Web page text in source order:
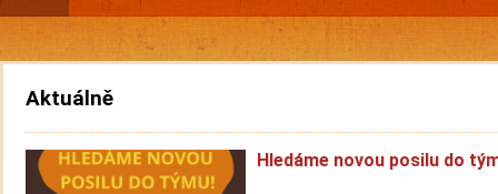
Aktuálně
Hledáme novou posilu do